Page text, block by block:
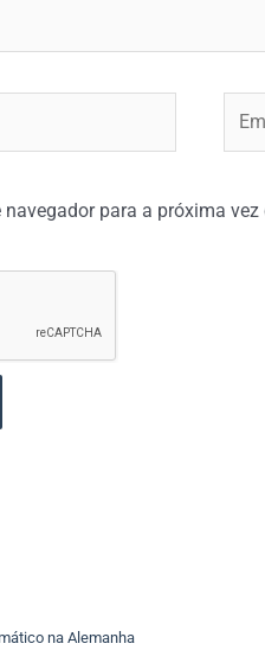
para a próxima vez
na Alemanha